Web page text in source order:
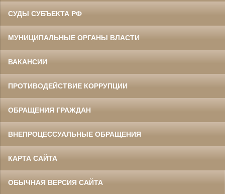
СУДЫ СУБЪЕКТА РФ
МУНИЦИПАЛЬНЫЕ ОРГАНЫ ВЛАСТИ
ВАКАНСИИ
ПРОТИВОДЕЙСТВИЕ КОРРУПЦИИ
ОБРАЩЕНИЯ ГРАЖДАН
ВНЕПРОЦЕССУАЛЬНЫЕ ОБРАЩЕНИЯ
КАРТА САЙТА
ОБЫЧНАЯ ВЕРСИЯ САЙТА